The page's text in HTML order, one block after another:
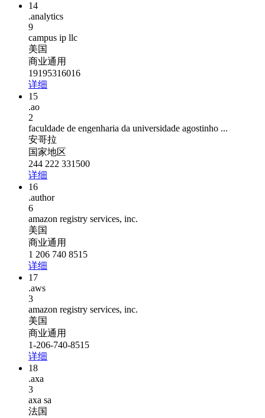
14
.analytics
9
campus ip llc
美国
商业通用
19195316016
详细
15
.ao
2
faculdade de engenharia da universidade agostinho ...
安哥拉
国家地区
244 222 331500
详细
16
.author
6
amazon registry services, inc.
美国
商业通用
1 206 740 8515
详细
17
.aws
3
amazon registry services, inc.
美国
商业通用
1-206-740-8515
详细
18
.axa
3
axa sa
法国